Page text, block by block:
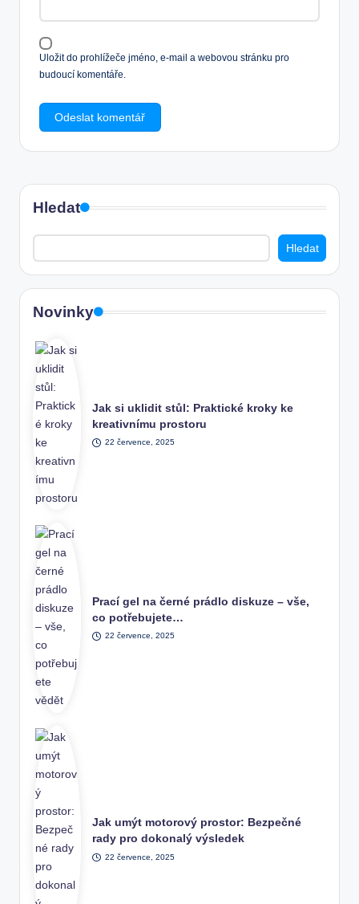
Uložit do prohlížeče jméno, e-mail a webovou stránku pro
budoucí komentáře.
Hledat
Hledat
Novinky
Jak si uklidit stůl: Praktické kroky ke
kreativnímu prostoru
22 července, 2025
Prací gel na černé prádlo diskuze – vše,
co potřebujete…
22 července, 2025
Jak umýt motorový prostor: Bezpečné
rady pro dokonalý výsledek
22 července, 2025